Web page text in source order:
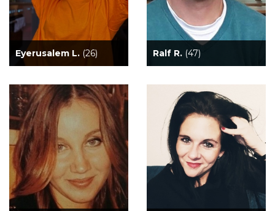
Eyerusalem L. (26) Ralf R. (47)